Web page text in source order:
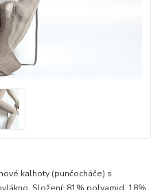
kalhoty (punčocháče) s
Složení: 81% polyamid, 18%